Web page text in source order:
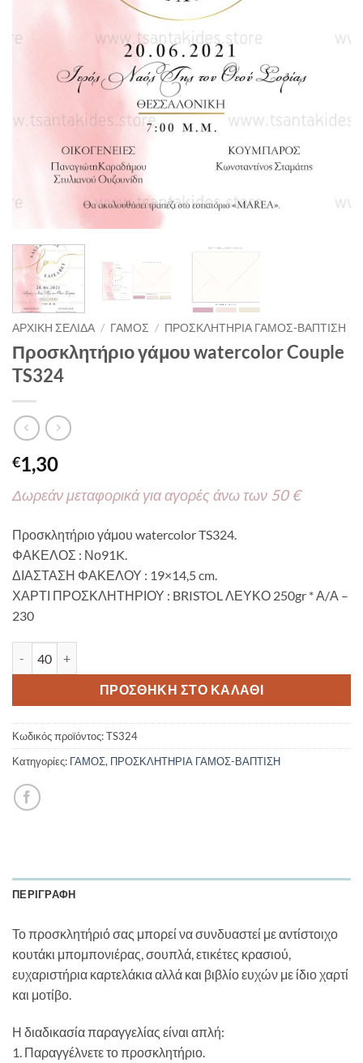
ΑΡΧΙΚΉ ΣΕΛΊΔΑ / ΓΑΜΟΣ / ΠΡΟΣΚΛΗΤΗΡΙΑ ΓΑΜΟΣ-ΒΑΠΤΙΣΗ
Προσκλητήριο γάμου watercolor Couple
TS324
€1,30
Δωρεάν μεταφορικά για αγορές άνω των 50 €
Προσκλητήριο γάμου watercolor TS324.
ΦΑΚΕΛΟΣ : Νο91K.
ΔΙΑΣΤΑΣΗ ΦΑΚΕΛΟΥ : 19×14,5 cm.
ΧΑΡΤΙ ΠΡΟΣΚΛΗΤΗΡΙΟΥ : BRISTOL ΛΕΥΚΟ 250gr * Α/Α –
230
ΠΡΟΣΘΉΚΗ ΣΤΟ ΚΑΛΆΘΙ
Κωδικός προϊόντος:TS324
Κατηγορίες: ΓΑΜΟΣ, ΠΡΟΣΚΛΗΤΗΡΙΑ ΓΑΜΟΣ-ΒΑΠΤΙΣΗ
ΠΕΡΙΓΡΑΦΉ
Το προσκλητήριό σας μπορεί να συνδυαστεί με αντίστοιχο
κουτάκι μπομπονιέρας, σουπλά, ετικέτες κρασιού,
ευχαριστήρια καρτελάκια αλλά και βιβλίο ευχών με ίδιο χαρτί
και μοτίβο.
Η διαδικασία παραγγελίας είναι απλή:
1. Παραγγέλνετε το προσκλητήριο.